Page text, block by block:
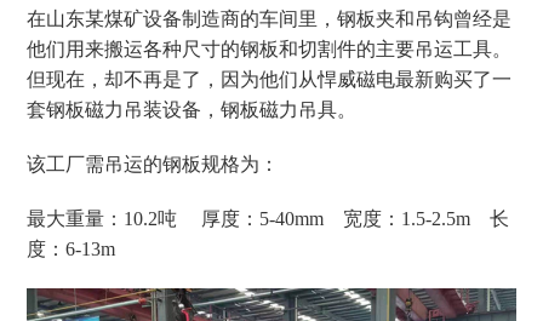
在山东某煤矿设备制造商的车间里，钢板夹和吊钩曾经是
他们用来搬运各种尺寸的钢板和切割件的主要吊运工具。
但现在，却不再是了，因为他们从悍威磁电最新购买了一
套钢板磁力吊装设备，钢板磁力吊具。
该工厂需吊运的钢板规格为：
最大重量： 10.2吨 厚度：5-40mm 宽度：1.5-2.5m 长
度：6-13m